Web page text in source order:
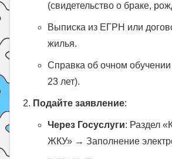
(свидетельство о браке,
Выписка из ЕГРН или
жилья.
Справка об очном
23 лет).
Подайте заявление:
Через Госуслуги: Раздел
ЖКУ» → Заполнение